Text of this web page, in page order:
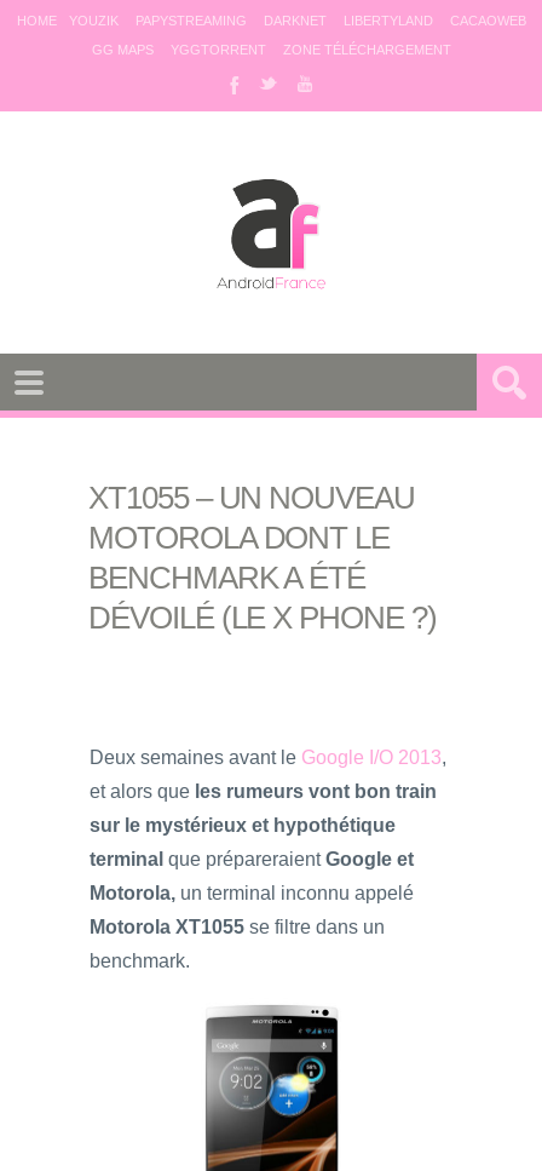
HOME YOUZIK PAPYSTREAMING DARKNET LIBERTYLAND
CACAOWEB
GG MAPS
YGGTORRENT ZONE TÉLÉCHARGEMENT
XT1055 – UN NOUVEAU
MOTOROLA DONT LE
BENCHMARK A ÉTÉ
DÉVOILÉ (LE X PHONE ?)
Deux semaines avant le Google I/O 2013,
et alors que les rumeurs vont bon train
sur le mystérieux et hypothétique
terminal que prépareraientGoogle et
Motorola, un terminal inconnu appelé
Motorola XT1055 se filtre dans un
benchmark.